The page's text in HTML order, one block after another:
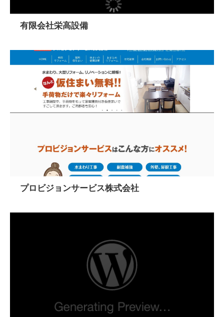
有限会社栄高設備
プロビジョンサービス株式会社